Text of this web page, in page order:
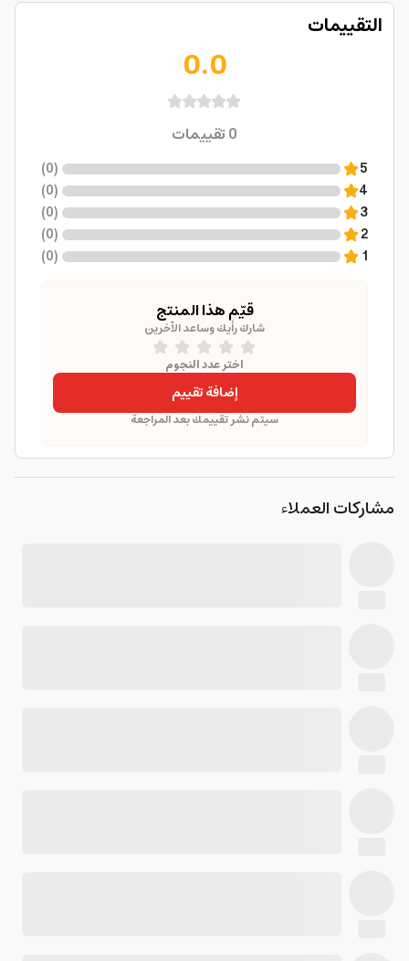
التقييمات
0.0
0تقييمات
5
(
0
)
4
(
0
)
3
(
0
)
2
(
0
)
1
(
0
)
قيّم هذا المنتج
شارك رأيك وساعد الآخرين
اختر عدد النجوم
إضافة تقييم
سيتم نشر تقييمك بعد المراجعة
مشاركات العملاء